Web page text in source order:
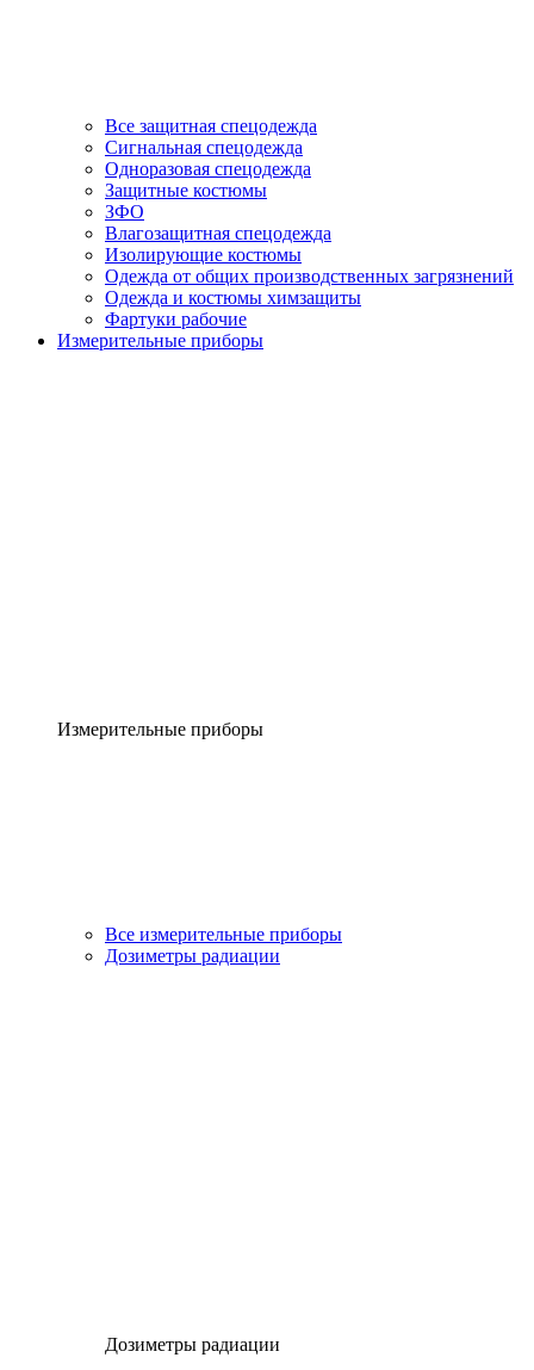
Все защитная спецодежда
Сигнальная спецодежда
Одноразовая спецодежда
Защитные костюмы
ЗФО
Влагозащитная спецодежда
Изолирующие костюмы
Одежда от общих производственных загрязнений
Одежда и костюмы химзащиты
Фартуки рабочие
Измерительные приборы
Измерительные приборы
Все измерительные приборы
Дозиметры радиации
Дозиметры радиации